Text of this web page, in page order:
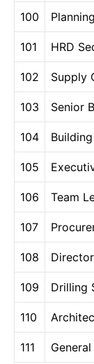
100
101 HRD
102 Supply
103 Senior
104 Building
105
106 Team
107
108 Director
109 Drilling
110
111